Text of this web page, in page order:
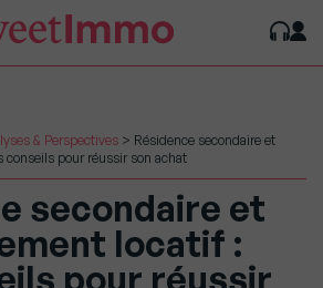
& Perspectives > Résidence secondaire et
pour réussir son achat
secondaire et
locatif :
pour réussir